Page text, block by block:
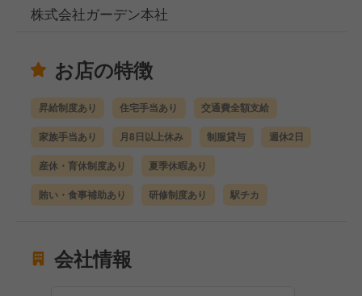
株式会社ガーデン本社
お店の特徴
昇給制度あり 住宅手当あり 交通費全額支給
家族手当あり 月8日以上休み 制服貸与 週休2日
産休・育休制度あり 夏季休暇あり
賄い・食事補助あり 研修制度あり 駅チカ
会社情報